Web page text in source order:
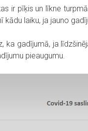
ir pīķis un līkne
kādu laiku, ja jauno
ka gadījumā, ja
pieaugumu.